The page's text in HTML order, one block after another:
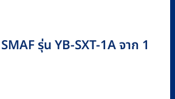
รุ่น YB-SXT-1Aจาก 1